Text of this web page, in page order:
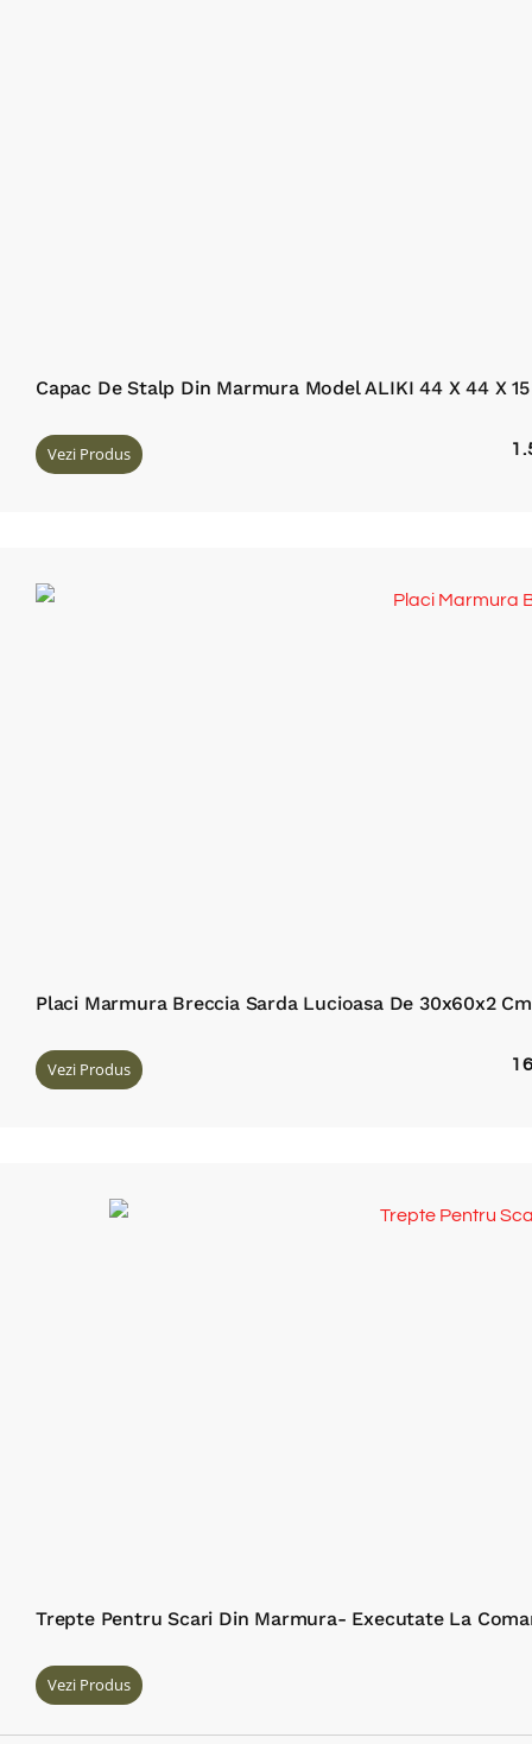
Capac De Stalp Din Marmura Model ALIKI 44 X 44 X
Vezi Produs
Placi Marmura Breccia Sarda Lucioasa De 30x60x2
Vezi Produs
Trepte Pentru Scari Din Marmura- Executate La
Vezi Produs